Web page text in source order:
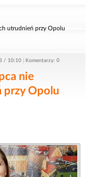
utrudnień przy Opolu
/ 10:10 Komentarzy: 0
nie
przy Opolu